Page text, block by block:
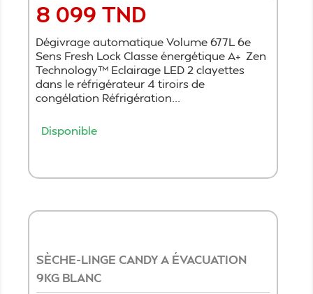
Prix
8 099 TND
Dégivrage automatique Volume 677L 6e
Sens Fresh Lock Classe énergétique A+ Zen
Technology™ Eclairage LED 2 clayettes
dans le réfrigérateur 4 tiroirs de
congélation Réfrigération...
Disponible
SÈCHE-LINGE CANDY A ÉVACUATION
9KG BLANC